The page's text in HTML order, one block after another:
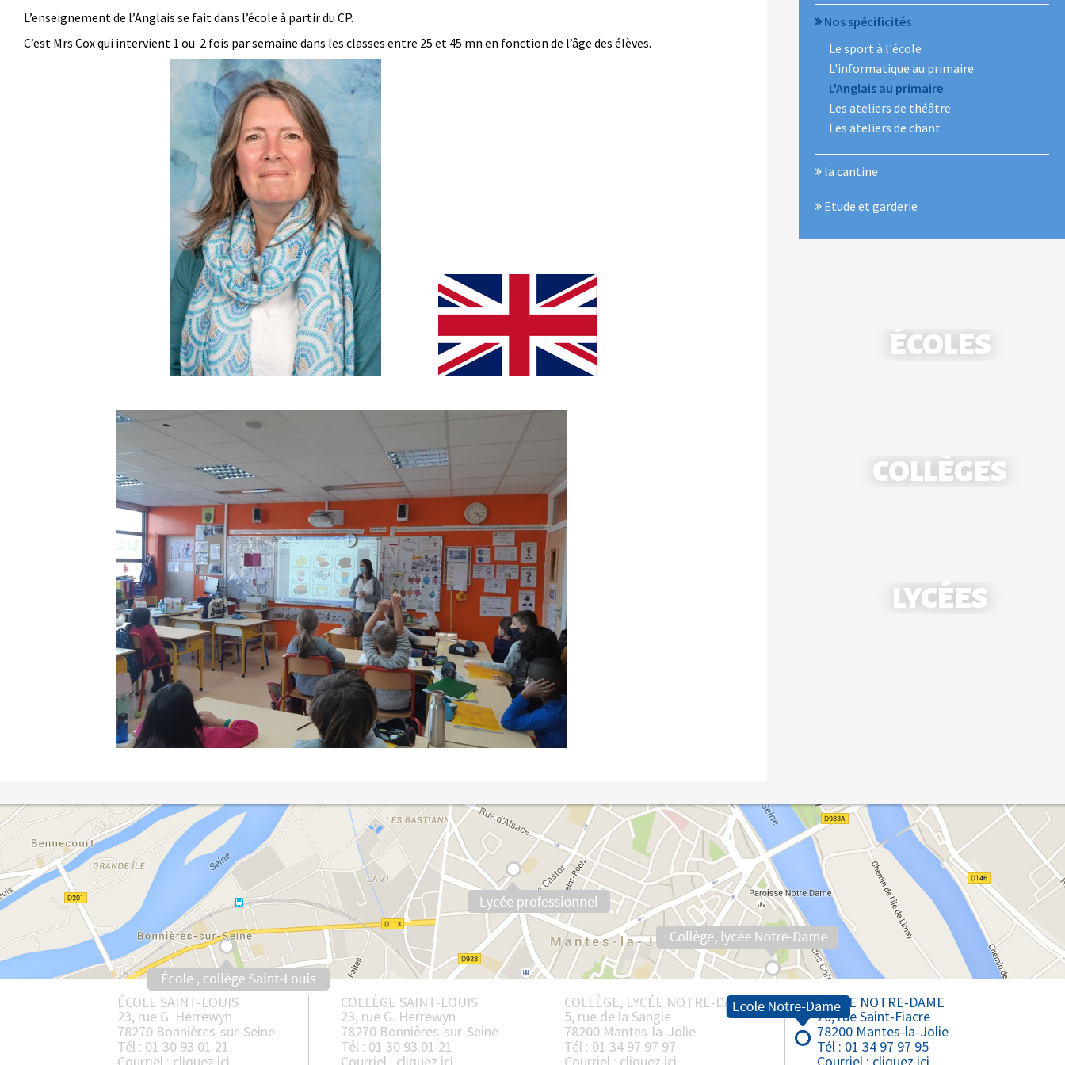
Nos spécificités
Le sport à l'école
L'informatique au primaire
L'Anglais au primaire
Les ateliers de théâtre
Les ateliers de chant
la cantine
Etude et garderie
ÉCOLES
École Saint-Louis - Bonnières
COLLÈGES
LYCÉES
Lycée Notre-Dame - Mantes
Lycée Professionnel - Mantes
L’enseignement de l’Anglais se fait dans l’école à partir du CP.
C’est Mrs Cox qui intervient 1 ou 2 fois par semaine dans les classes entre 25 et 45 mn en fonction de l’âge des élèves.
ÉCOLE SAINT-LOUIS
23, rue G. Herrewyn
78270 Bonnières-sur-Seine
Tél : 01 30 93 01 21
COLLÈGE SAINT-LOUIS
23, rue G. Herrewyn
78270 Bonnières-sur-Seine
Tél : 01 30 93 01 21
COLLÈGE, LYCÉE NOTRE-DAME
5, rue de la Sangle
78200 Mantes-la-Jolie
Tél : 01 34 97 97 97
ÉCOLE NOTRE-DAME
20, rue Saint-Fiacre
78200 Mantes-la-Jolie
Tél : 01 34 97 97 95